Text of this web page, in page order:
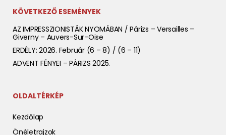
KÖVETKEZŐ ESEMÉNYEK
AZ IMPRESSZIONISTÁK NYOMÁBAN / Párizs – Versailles –
Giverny – Auvers-Sur-Oise
ERDÉLY: 2026. Február (6 – 8) / (6 – 11)
ADVENT FÉNYEI – PÁRIZS 2025.
OLDALTÉRKÉP
Kezdőlap
Önéletrajzok